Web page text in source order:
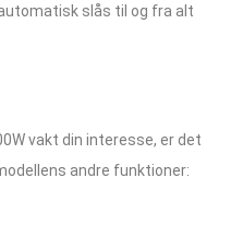
slås til og fra alt
vakt din interesse, er det
andre funktioner: